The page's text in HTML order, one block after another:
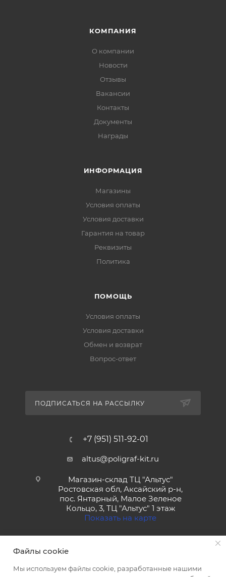
КОМПАНИЯ
О компании
Новости
Отзывы
Вакансии
Контакты
Документы
Награды
ИНФОРМАЦИЯ
Магазины
Условия оплаты
Условия доставки
Гарантия на товар
Реквизиты
Политика
ПОМОЩЬ
Условия оплаты
Условия доставки
Обмен и возврат
Вопрос-ответ
ПОДПИСАТЬСЯ НА РАССЫЛКУ
+7 (951) 511-92-01
altus@poligraf-kit.ru
Магазин-склад ТЦ "Альтус"
Ростовская обл, Аксайский р-н,
пос. Янтарный, Малое Зеленое
Кольцо, 3, ТЦ "Альтус" 1 этаж
Показать на карте
Файлы cookie
Мы используем файлы cookie, разработанные нашими